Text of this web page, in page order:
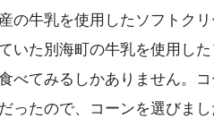
の牛乳を使用したソフトク
いた別海町の牛乳を使用し
べてみるしかありません。
ったので、コーンを選びま